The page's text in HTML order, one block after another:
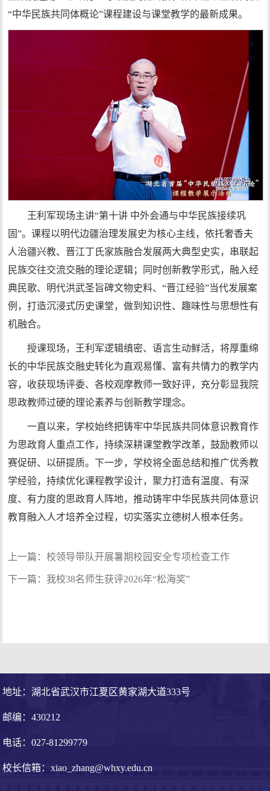
“中华民族共同体概论”课程建设与课堂教学的最新成果。
王利军现场主讲“第十讲 中外会通与中华民族接续巩
固”。课程以明代边疆治理发展史为核心主线，依托奢香夫
人治疆兴教、晋江丁氏家族融合发展两大典型史实，串联起
民族交往交流交融的理论逻辑；同时创新教学形式，融入经
典民歌、明代洪武圣旨碑文物史料、“晋江经验”当代发展案
例，打造沉浸式历史课堂，做到知识性、趣味性与思想性有
机融合。
授课现场，王利军逻辑缜密、语言生动鲜活，将厚重绵
长的中华民族交融史转化为直观易懂、富有共情力的教学内
容，收获现场评委、各校观摩教师一致好评，充分彰显我院
思政教师过硬的理论素养与创新教学理念。
一直以来，学校始终把铸牢中华民族共同体意识教育作
为思政育人重点工作，持续深耕课堂教学改革，鼓励教师以
赛促研、以研提质。下一步，学校将全面总结和推广优秀教
学经验，持续优化课程教学设计，聚力打造有温度、有深
度、有力度的思政育人阵地，推动铸牢中华民族共同体意识
教育融入人才培养全过程，切实落实立德树人根本任务。
上一篇：校领导带队开展暑期校园安全专项检查工作
下一篇：我校38名师生获评2026年“松海奖”
地址：湖北省武汉市江夏区黄家湖大道333号
邮编：430212
电话：027-81299779
校长信箱：xiao_zhang@whxy.edu.cn